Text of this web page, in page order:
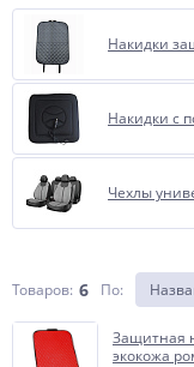
Накидки
Накидки с
Чехлы
Товаров: 6 По:
Защитная
экокожа